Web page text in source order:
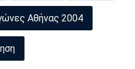
Αθήνας 2004